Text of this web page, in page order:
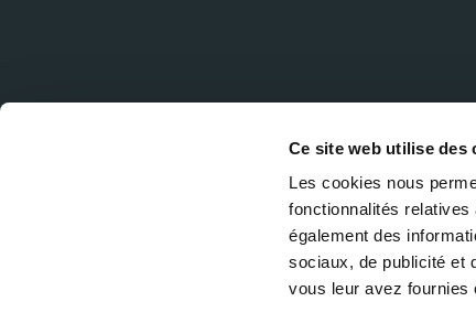
Ce site web utilise des
Les cookies nous
fonctionnalités
également des
sociaux, de publicité et
vous leur avez fournies